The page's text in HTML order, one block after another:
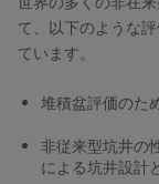
て、以下のような
ています。
堆積盆評価のた
非従来型坑井の
による坑井設計